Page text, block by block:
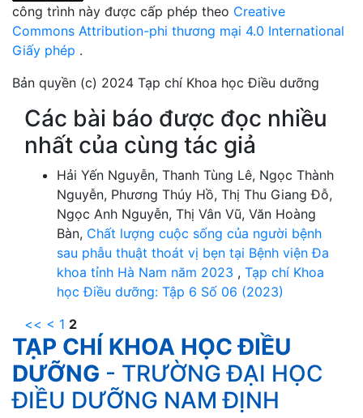
công trình này được cấp phép theo Creative
Commons Attribution-phi thương mại 4.0 International
Giấy phép .
Bản quyền (c) 2024 Tạp chí Khoa học Điều dưỡng
Các bài báo được đọc nhiều
nhất của cùng tác giả
Hải Yến Nguyễn, Thanh Tùng Lê, Ngọc Thành
Nguyễn, Phương Thúy Hồ, Thị Thu Giang Đỗ,
Ngọc Anh Nguyễn, Thị Vân Vũ, Văn Hoàng
Bàn, Chất lượng cuộc sống của người bệnh
sau phẫu thuật thoát vị bẹn tại Bệnh viện Đa
khoa tỉnh Hà Nam năm 2023 , Tạp chí Khoa
học Điều dưỡng: Tập 6 Số 06 (2023)
<< < 1 2
TẠP CHÍ KHOA HỌC ĐIỀU
DƯỠNG - TRƯỜNG ĐẠI HỌC
ĐIỀU DƯỠNG NAM ĐỊNH